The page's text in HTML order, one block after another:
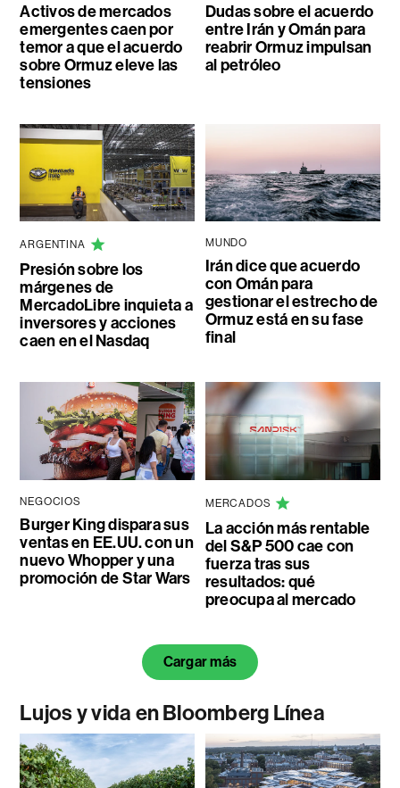
Activos de mercados
emergentes caen por
temor a que el acuerdo
sobre Ormuz eleve las
tensiones
Dudas sobre el acuerdo
entre Irán y Omán para
reabrir Ormuz impulsan
al petróleo
ARGENTINA
Presión sobre los
márgenes de
MercadoLibre inquieta a
inversores y acciones
caen en el Nasdaq
MUNDO
Irán dice que acuerdo
con Omán para
gestionar el estrecho de
Ormuz está en su fase
final
NEGOCIOS
Burger King dispara sus
ventas en EE.UU. con un
nuevo Whopper y una
promoción de Star Wars
MERCADOS
La acción más rentable
del S&P 500 cae con
fuerza tras sus
resultados: qué
preocupa al mercado
Cargar más
Lujos y vida en Bloomberg Línea